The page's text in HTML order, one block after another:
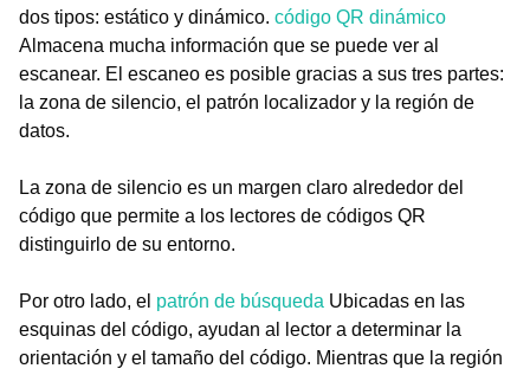
dos tipos: estático y dinámico. código QR dinámico
Almacena mucha información que se puede ver al
escanear. El escaneo es posible gracias a sus tres partes:
la zona de silencio, el patrón localizador y la región de
datos.
La zona de silencio es un margen claro alrededor del
código que permite a los lectores de códigos QR
distinguirlo de su entorno.
Por otro lado, el patrón de búsqueda Ubicadas en las
esquinas del código, ayudan al lector a determinar la
orientación y el tamaño del código. Mientras que la región